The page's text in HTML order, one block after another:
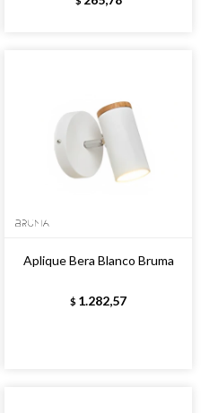
Aplique Bera Blanco Bruma
$ 1.282,57